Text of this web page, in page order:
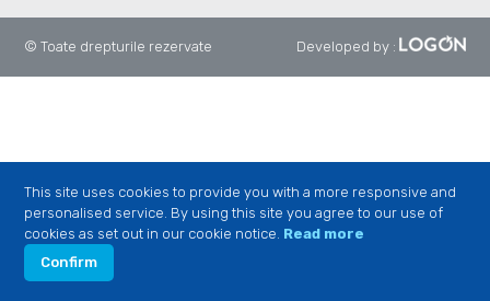
© Toate drepturile rezervate Developed by :
This site uses cookies to provide you with a more responsive and
personalised service. By using this site you agree to our use of
cookies as set out in our cookie notice. Read more
Confirm